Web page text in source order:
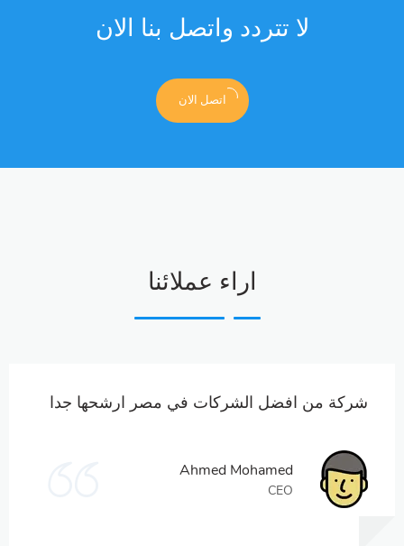
لا تتردد واتصل بنا الان
اتصل الان
اراء عملائنا
شركة من افضل الشركات في مصر ارشحها جدا
Ahmed Mohamed
CEO